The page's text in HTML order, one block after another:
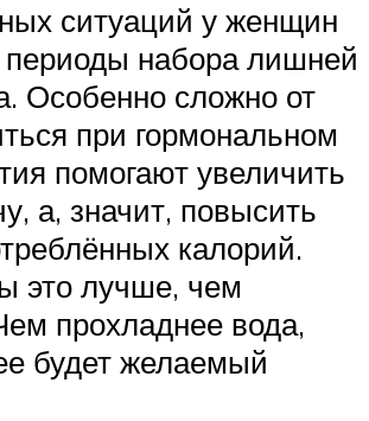
ситуаций у женщин
периоды набора лишней
Особенно сложно от
при гормональном
помогают увеличить
а, значит, повысить
калорий.
это лучше, чем
прохладнее вода,
будет желаемый